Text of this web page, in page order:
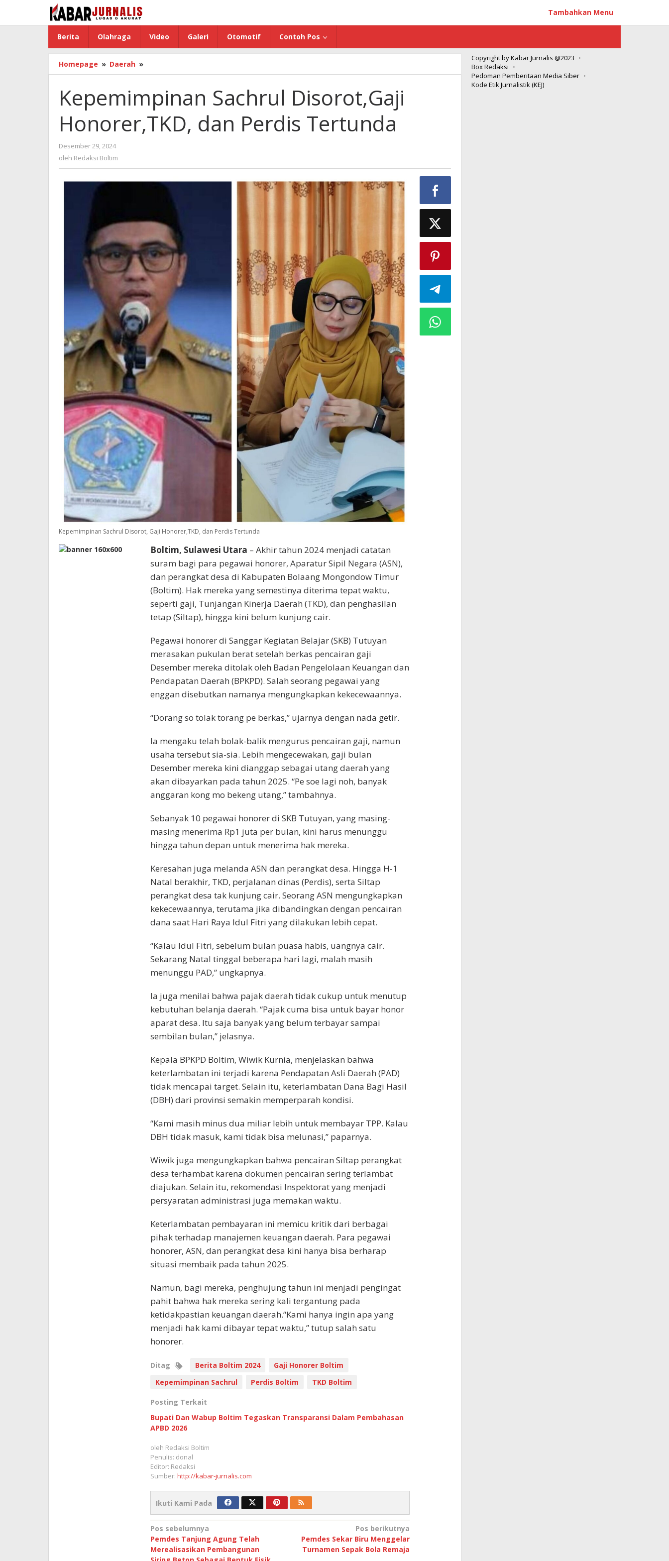
konten
Tambahkan Menu
Berita Olahraga Video Galeri Otomotif Contoh Pos
Homepage » Daerah »
Sachrul
Honorer,TKD,
dan
Perdis
Tertunda
Kepemimpinan Sachrul Disorot,Gaji
Honorer,TKD, dan Perdis Tertunda
Desember 29, 2024
oleh Redaksi Boltim
Kepemimpinan Sachrul Disorot, Gaji Honorer,TKD, dan Perdis Tertunda
Boltim, Sulawesi Utara – Akhir tahun 2024 menjadi catatan
suram bagi para pegawai honorer, Aparatur Sipil Negara (ASN),
dan perangkat desa di Kabupaten Bolaang Mongondow Timur
(Boltim). Hak mereka yang semestinya diterima tepat waktu,
seperti gaji, Tunjangan Kinerja Daerah (TKD), dan penghasilan
tetap (Siltap), hingga kini belum kunjung cair.
Pegawai honorer di Sanggar Kegiatan Belajar (SKB) Tutuyan
merasakan pukulan berat setelah berkas pencairan gaji
Desember mereka ditolak oleh Badan Pengelolaan Keuangan dan
Pendapatan Daerah (BPKPD). Salah seorang pegawai yang
enggan disebutkan namanya mengungkapkan kekecewaannya.
“Dorang so tolak torang pe berkas,” ujarnya dengan nada getir.
Ia mengaku telah bolak-balik mengurus pencairan gaji, namun
usaha tersebut sia-sia. Lebih mengecewakan, gaji bulan
Desember mereka kini dianggap sebagai utang daerah yang
akan dibayarkan pada tahun 2025. “Pe soe lagi noh, banyak
anggaran kong mo bekeng utang,” tambahnya.
Sebanyak 10 pegawai honorer di SKB Tutuyan, yang masing-
masing menerima Rp1 juta per bulan, kini harus menunggu
hingga tahun depan untuk menerima hak mereka.
Keresahan juga melanda ASN dan perangkat desa. Hingga H-1
Natal berakhir, TKD, perjalanan dinas (Perdis), serta Siltap
perangkat desa tak kunjung cair. Seorang ASN mengungkapkan
kekecewaannya, terutama jika dibandingkan dengan pencairan
dana saat Hari Raya Idul Fitri yang dilakukan lebih cepat.
“Kalau Idul Fitri, sebelum bulan puasa habis, uangnya cair.
Sekarang Natal tinggal beberapa hari lagi, malah masih
menunggu PAD,” ungkapnya.
Ia juga menilai bahwa pajak daerah tidak cukup untuk menutup
kebutuhan belanja daerah. “Pajak cuma bisa untuk bayar honor
aparat desa. Itu saja banyak yang belum terbayar sampai
sembilan bulan,” jelasnya.
Kepala BPKPD Boltim, Wiwik Kurnia, menjelaskan bahwa
keterlambatan ini terjadi karena Pendapatan Asli Daerah (PAD)
tidak mencapai target. Selain itu, keterlambatan Dana Bagi Hasil
(DBH) dari provinsi semakin memperparah kondisi.
“Kami masih minus dua miliar lebih untuk membayar TPP. Kalau
DBH tidak masuk, kami tidak bisa melunasi,” paparnya.
Wiwik juga mengungkapkan bahwa pencairan Siltap perangkat
desa terhambat karena dokumen pencairan sering terlambat
diajukan. Selain itu, rekomendasi Inspektorat yang menjadi
persyaratan administrasi juga memakan waktu.
Keterlambatan pembayaran ini memicu kritik dari berbagai
pihak terhadap manajemen keuangan daerah. Para pegawai
honorer, ASN, dan perangkat desa kini hanya bisa berharap
situasi membaik pada tahun 2025.
Namun, bagi mereka, penghujung tahun ini menjadi pengingat
pahit bahwa hak mereka sering kali tergantung pada
ketidakpastian keuangan daerah.“Kami hanya ingin apa yang
menjadi hak kami dibayar tepat waktu,” tutup salah satu
honorer.
Ditag Berita Boltim 2024
Gaji Honorer Boltim
Kepemimpinan Sachrul
Perdis Boltim TKD Boltim
Posting Terkait
Bupati Dan Wabup Boltim Tegaskan Transparansi Dalam Pembahasan
APBD 2026
oleh Redaksi Boltim
Penulis: donal
Editor: Redaksi
Sumber: http://kabar-jurnalis.com
Ikuti Kami Pada
Navigasi
pos
Pos sebelumnya
Pemdes Tanjung Agung Telah
Merealisasikan Pembangunan
Pos berikutnya
Pemdes Sekar Biru Menggelar
Turnamen Sepak Bola Remaja
Copyright by Kabar Jurnalis @2023
Box Redaksi
Pedoman Pemberitaan Media Siber
Kode Etik Jurnalistik (KEJ)